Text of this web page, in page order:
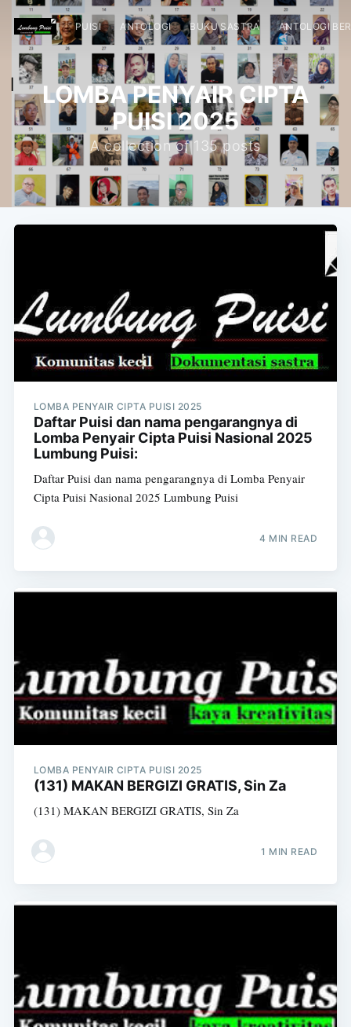
PUISI ANTOLOGI BUKU SASTRA ANTOLOGI
LOMBA PENYAIR CIPTA
PUISI 2025
A collection of 135 posts
LOMBA PENYAIR CIPTA PUISI 2025
Daftar Puisi dan nama pengarangnya di
Lomba Penyair Cipta Puisi Nasional 2025
Lumbung Puisi:
Daftar Puisi dan nama pengarangnya di Lomba Penyair
Cipta Puisi Nasional 2025 Lumbung Puisi
4 MIN READ
LOMBA PENYAIR CIPTA PUISI 2025
(131) MAKAN BERGIZI GRATIS, Sin Za
(131) MAKAN BERGIZI GRATIS, Sin Za
1 MIN READ